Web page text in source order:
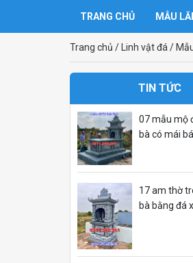
TRANG CHỦ MẪU
Trang chủ / Linh vật đá /
TIN TỨC
07 mẫu mộ
bà có mái
17 am thờ
bà bằng đá